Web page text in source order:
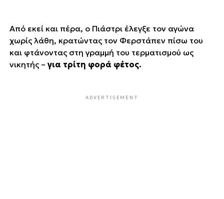
Από εκεί και πέρα, ο Πιάστρι έλεγξε τον αγώνα
χωρίς λάθη, κρατώντας τον Φερστάπεν πίσω του
και φτάνοντας στη γραμμή του τερματισμού ως
νικητής – για τρίτη φορά φέτος.
ADVERTISEMENT